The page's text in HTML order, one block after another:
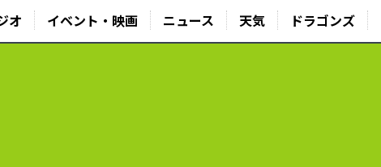
オ イベント・映画 ニュース 天気 ドラゴンズ